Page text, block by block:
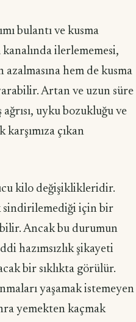
bulantı ve kusma
ilerlememesi,
hem de kusma
Artan ve uzun süre
uyku bozukluğu ve
çıkan
kilo değişiklikleridir.
sindirilemediği için bir
Ancak bu durumun
hazımsızlık şikayeti
bir sıklıkta görülür.
yaşamak istemeyen
yemekten kaçmak